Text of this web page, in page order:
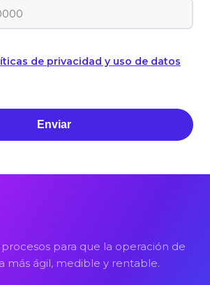
de privacidad y uso de datos
Enviar
para que la operación de
más ágil, medible y rentable.